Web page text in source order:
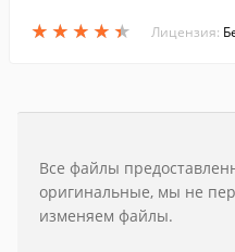
★ ★ ★ ★ ★
★ ★ ★ ★ ★
ацию из
Лицензия:
Все файлы
оригинальные, мы не
изменяем файлы.